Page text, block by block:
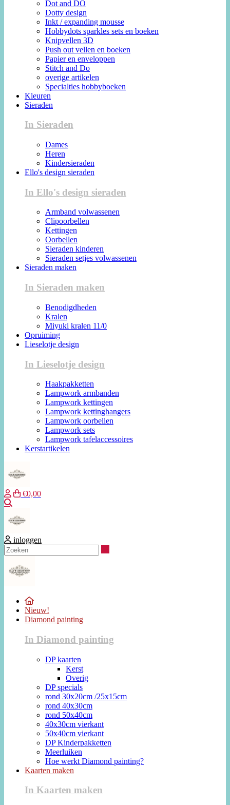
Dot and DO
Dotty design
Inkt / expanding mousse
Hobbydots sparkles sets en boeken
Knipvellen 3D
Push out vellen en boeken
Papier en enveloppen
Stitch and Do
overige artikelen
Specialties hobbyboeken
Kleuren
Sieraden
In Sieraden
Dames
Heren
Kindersieraden
Ello's design sieraden
In Ello's design sieraden
Armband volwassenen
Clipoorbellen
Kettingen
Oorbellen
Sieraden kinderen
Sieraden setjes volwassenen
Sieraden maken
In Sieraden maken
Benodigdheden
Kralen
Miyuki kralen 11/0
Opruiming
Lieselotje design
In Lieselotje design
Haakpakketten
Lampwork armbanden
Lampwork kettingen
Lampwork kettinghangers
Lampwork oorbellen
Lampwork sets
Lampwork tafelaccessoires
Kerstartikelen
€0,00
inloggen
Nieuw!
Diamond painting
In Diamond painting
DP kaarten
Kerst
Overig
DP specials
rond 30x20cm /25x15cm
rond 40x30cm
rond 50x40cm
40x30cm vierkant
50x40cm vierkant
DP Kinderpakketten
Meerluiken
Hoe werkt Diamond painting?
Kaarten maken
In Kaarten maken